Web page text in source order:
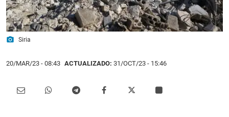
photo_camera Siria
20/MAR/23 - 08:43 ACTUALIZADO: 31/OCT/23 - 15:46